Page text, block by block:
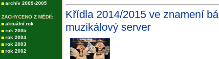
archív 2009-2005
ZACHYCENO Z MÉDIÍ:
aktuální rok
rok 2005
rok 2004
rok 2003
rok 2002
Křídla 2014/2015 ve znamení
muzikálový server